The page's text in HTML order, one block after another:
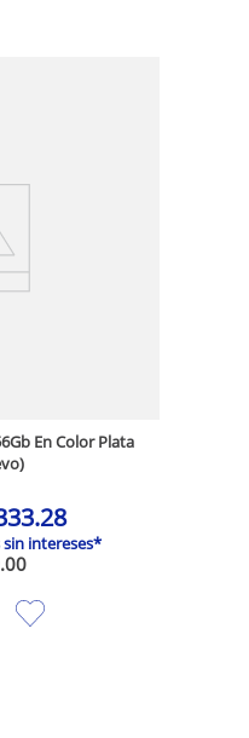
En Color Plata
.28
sin intereses*
.00